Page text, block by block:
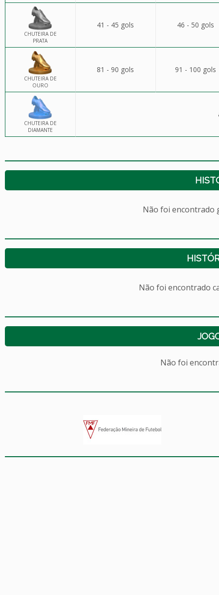
CHUTEIRA DE
PRATA
41 - 45 gols 46 - 50 gols
CHUTEIRA DE
OURO
81 - 90 gols 91 - 100 gols
CHUTEIRA DE
DIAMANTE
Não foi encontrado
Não foi encontrado
Não foi